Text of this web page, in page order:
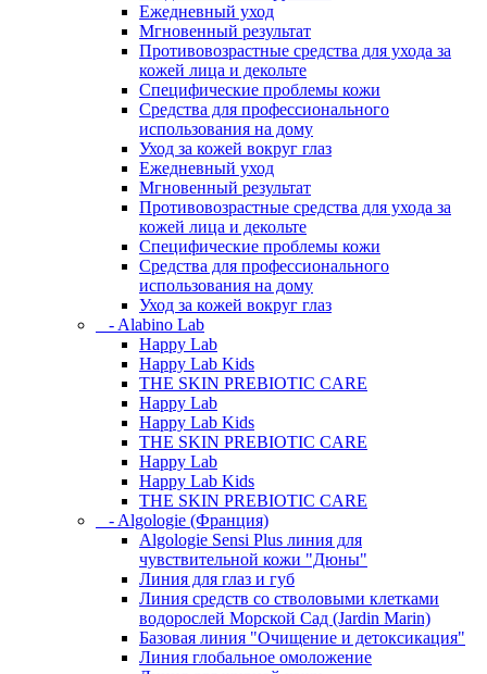
Ежедневный уход
Мгновенный результат
Противовозрастные средства для ухода за
кожей лица и декольте
Специфические проблемы кожи
Средства для профессионального
использования на дому
Уход за кожей вокруг глаз
Ежедневный уход
Мгновенный результат
Противовозрастные средства для ухода за
кожей лица и декольте
Специфические проблемы кожи
Средства для профессионального
использования на дому
Уход за кожей вокруг глаз
- Alabino Lab
Happy Lab
Happy Lab Kids
THE SKIN PREBIOTIC CARE
Happy Lab
Happy Lab Kids
THE SKIN PREBIOTIC CARE
Happy Lab
Happy Lab Kids
THE SKIN PREBIOTIC CARE
- Algologie (Франция)
Algologie Sensi Plus линия для
чувcтвительной кожи "Дюны"
Линия для глаз и губ
Линия средств со стволовыми клетками
водорослей Морской Сад (Jardin Marin)
Базовая линия "Очищение и детоксикация"
Линия глобальное омоложение